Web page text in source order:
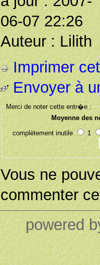
06-07 22:26
Auteur : Lilith
Imprimer
Envoyer à
Merci de noter cette entr�e :
Moyenne des
complètement inutile 1
Vous ne
commenter
powered